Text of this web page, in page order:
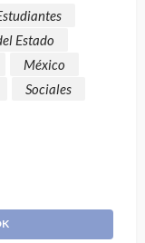
Estado
México
Sociales